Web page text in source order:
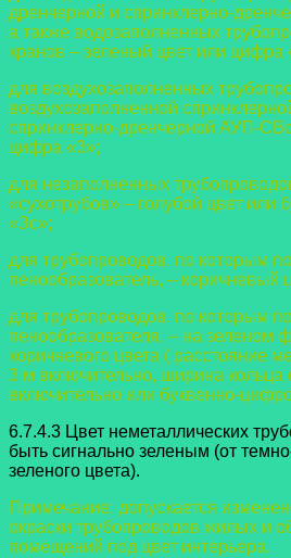
дренчерной и спринклерно-
а также водозаполненных
кранов – зеленый цвет или цифра
для воздухозаполненных
воздухозаполненной
спринклерно-дренчерной АУП-
цифра «3»;
для незаполненных
«сухотрубов» – голубой цвет или
«Зс»;
для трубопроводов, по которым
пенообразователь, – коричневый
для трубопроводов, по которым
пенообразователя, – на зеленом
коричневого цвета ( расстояние
3 м включительно, ширина кольца
включительно или буквенно-
6.7.4.3 Цвет неметаллических
быть сигнально зеленым (от
зеленого цвета).
Примечание: допускается
окраски трубопроводов жилых и
помещений под цвет интерьера.